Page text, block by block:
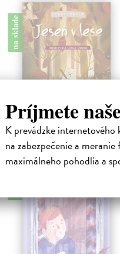
Príjmete
K prevádzke
na zabezpečenie a
maximálneho pohodlia a
na sklade